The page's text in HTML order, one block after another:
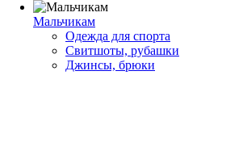
Мальчикам
Одежда для спорта
Свитшоты, рубашки
Джинсы, брюки